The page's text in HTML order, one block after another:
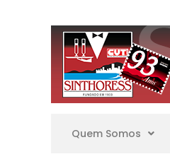
Quem Somos